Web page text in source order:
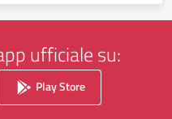
ufficiale su:
Play Store